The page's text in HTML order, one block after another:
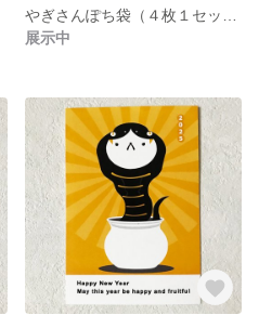
展示中